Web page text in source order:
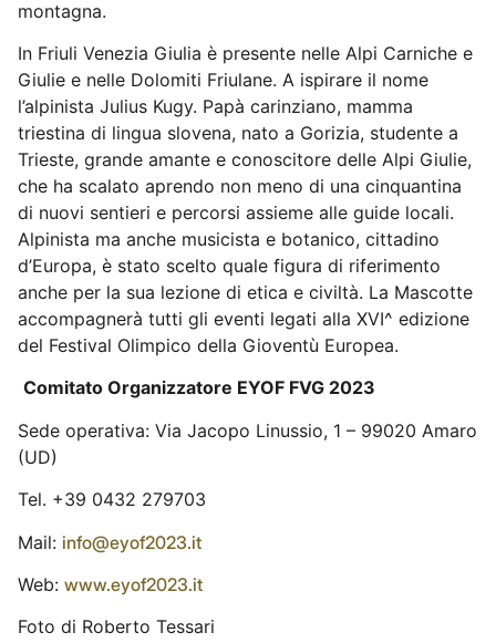
montagna.
In Friuli Venezia Giulia è presente nelle Alpi Carniche e
Giulie e nelle Dolomiti Friulane. A ispirare il nome
l’alpinista Julius Kugy. Papà carinziano, mamma
triestina di lingua slovena, nato a Gorizia, studente a
Trieste, grande amante e conoscitore delle Alpi Giulie,
che ha scalato aprendo non meno di una cinquantina
di nuovi sentieri e percorsi assieme alle guide locali.
Alpinista ma anche musicista e botanico, cittadino
d’Europa, è stato scelto quale figura di riferimento
anche per la sua lezione di etica e civiltà. La Mascotte
accompagnerà tutti gli eventi legati alla XVI^ edizione
del Festival Olimpico della Gioventù Europea.
Comitato Organizzatore EYOF FVG 2023
Sede operativa: Via Jacopo Linussio, 1 – 99020 Amaro
(UD)
Tel. +39 0432 279703
Mail: info@eyof2023.it
Web: www.eyof2023.it
Foto di Roberto Tessari